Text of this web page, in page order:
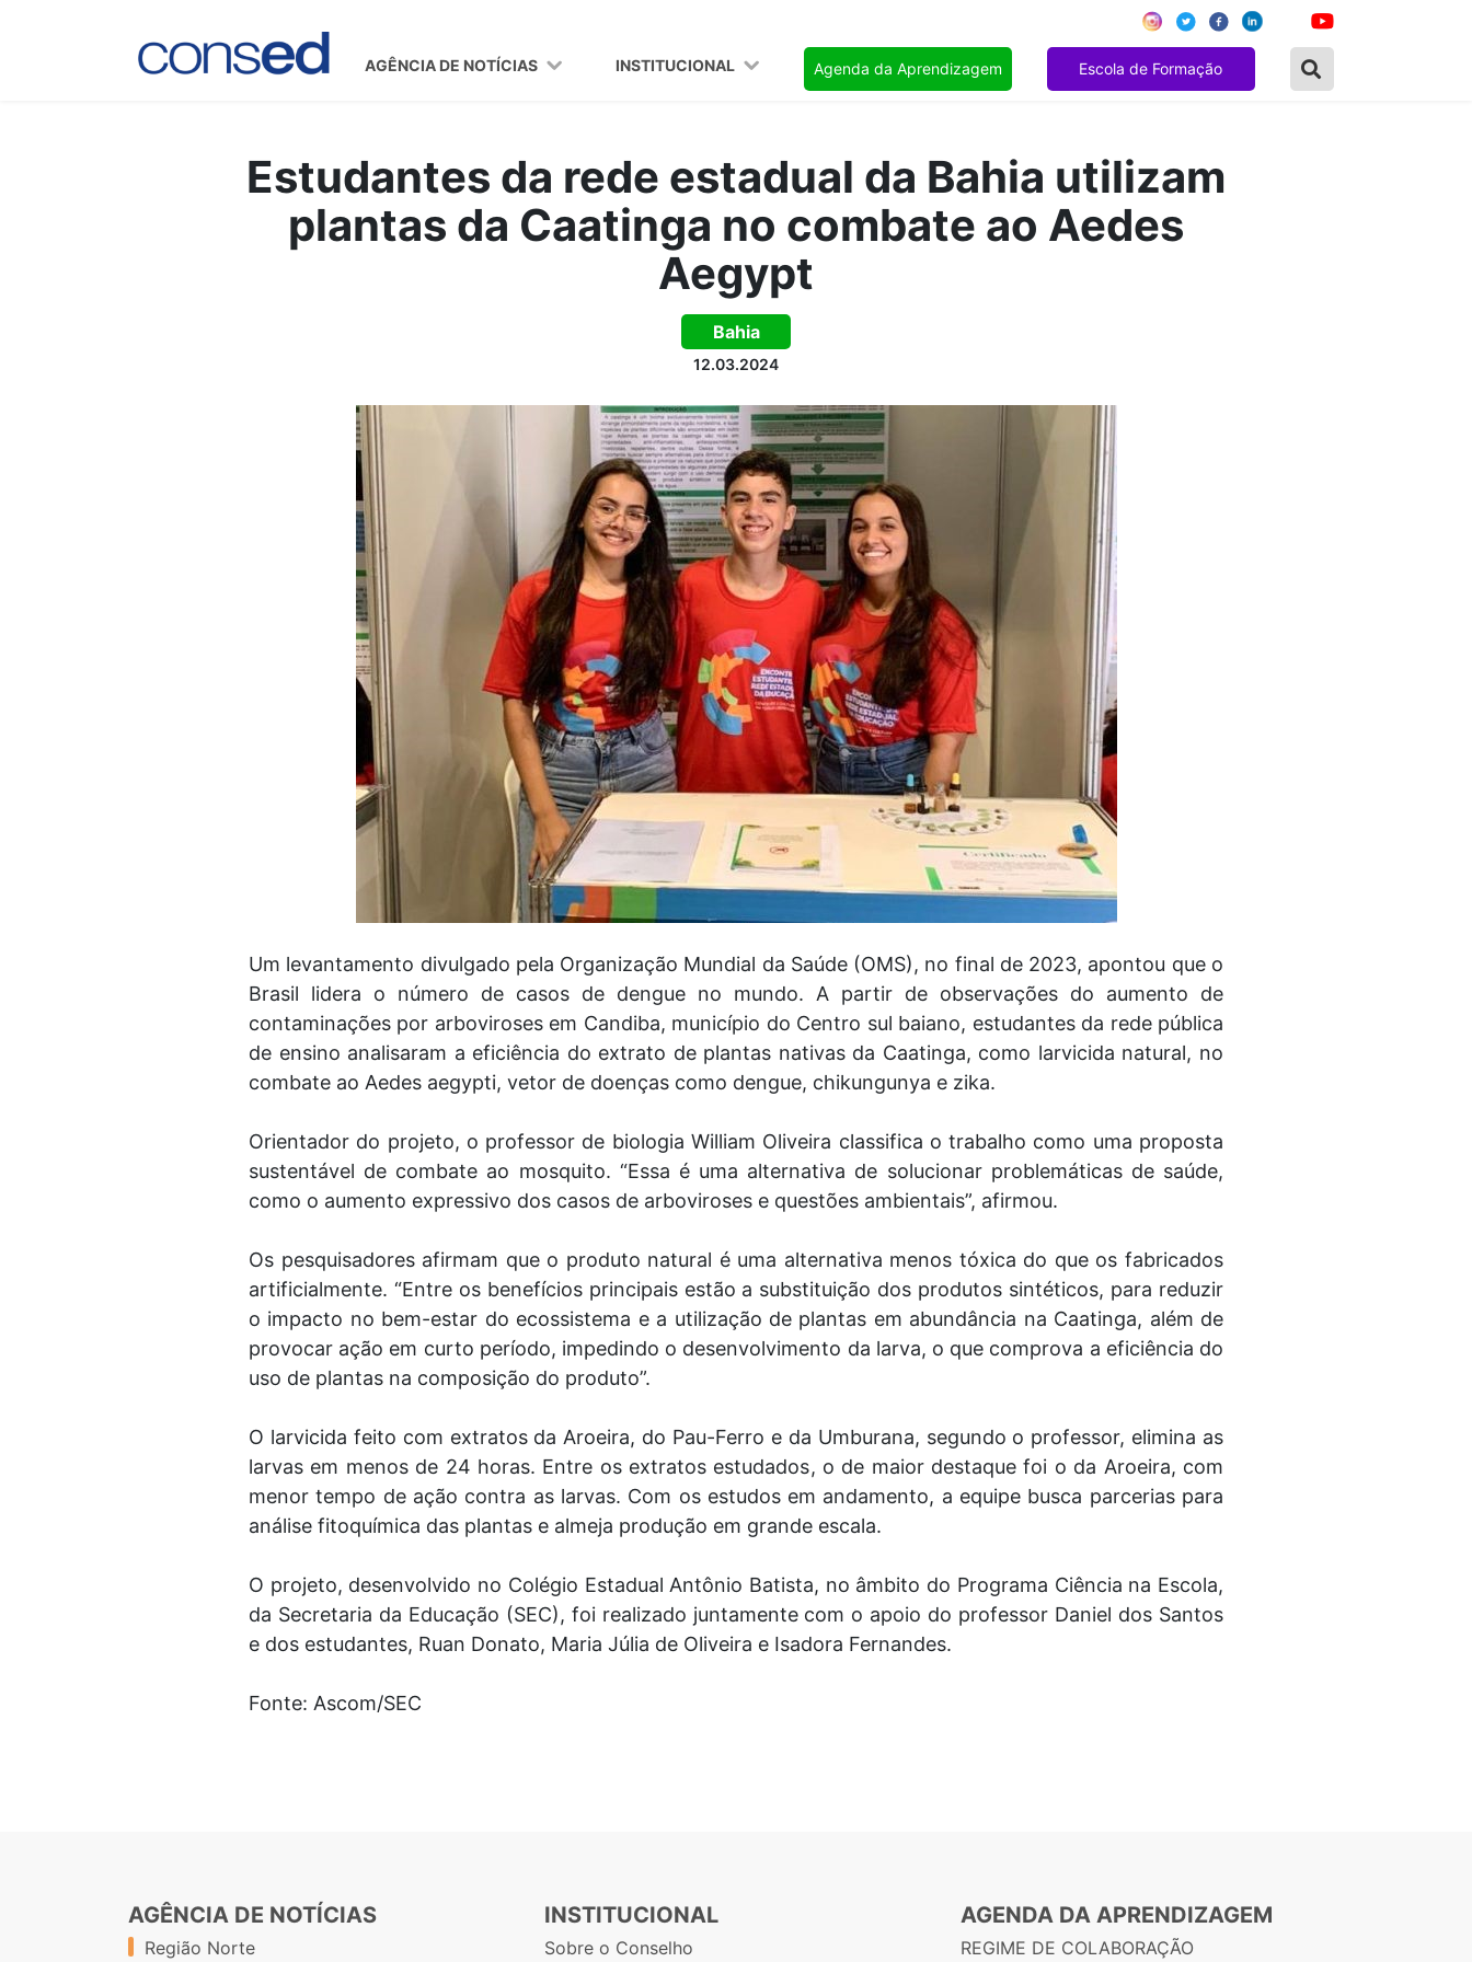
AGÊNCIA DE NOTÍCIAS INSTITUCIONAL Agenda da Aprendizagem Escola de Formação
Estudantes da rede estadual da Bahia utilizam
plantas da Caatinga no combate ao Aedes
Aegypt
Bahia
12.03.2024
Um levantamento divulgado pela Organização Mundial da Saúde (OMS), no final de 2023, apontou que o
Brasil lidera o número de casos de dengue no mundo. A partir de observações do aumento de
contaminações por arboviroses em Candiba, município do Centro sul baiano, estudantes da rede pública
de ensino analisaram a eficiência do extrato de plantas nativas da Caatinga, como larvicida natural, no
combate ao Aedes aegypti, vetor de doenças como dengue, chikungunya e zika.
Orientador do projeto, o professor de biologia William Oliveira classifica o trabalho como uma proposta
sustentável de combate ao mosquito. “Essa é uma alternativa de solucionar problemáticas de saúde,
como o aumento expressivo dos casos de arboviroses e questões ambientais”, afirmou.
Os pesquisadores afirmam que o produto natural é uma alternativa menos tóxica do que os fabricados
artificialmente. “Entre os benefícios principais estão a substituição dos produtos sintéticos, para reduzir
o impacto no bem-estar do ecossistema e a utilização de plantas em abundância na Caatinga, além de
provocar ação em curto período, impedindo o desenvolvimento da larva, o que comprova a eficiência do
uso de plantas na composição do produto”.
O larvicida feito com extratos da Aroeira, do Pau-Ferro e da Umburana, segundo o professor, elimina as
larvas em menos de 24 horas. Entre os extratos estudados, o de maior destaque foi o da Aroeira, com
menor tempo de ação contra as larvas. Com os estudos em andamento, a equipe busca parcerias para
análise fitoquímica das plantas e almeja produção em grande escala.
O projeto, desenvolvido no Colégio Estadual Antônio Batista, no âmbito do Programa Ciência na Escola,
da Secretaria da Educação (SEC), foi realizado juntamente com o apoio do professor Daniel dos Santos
e dos estudantes, Ruan Donato, Maria Júlia de Oliveira e Isadora Fernandes.
Fonte: Ascom/SEC
AGÊNCIA DE NOTÍCIAS
Região Norte
INSTITUCIONAL
Sobre o Conselho
AGENDA DA APRENDIZAGEM
REGIME DE COLABORAÇÃO